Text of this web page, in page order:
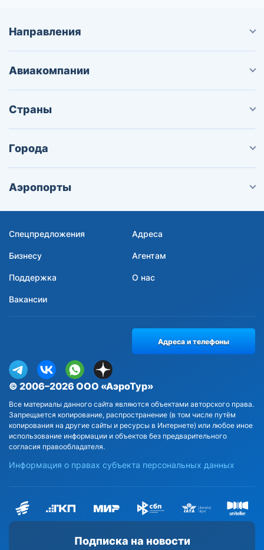
Направления
Авиакомпании
Страны
Города
Аэропорты
Спецпредложения Адреса
Бизнесу Агентам
Поддержка О нас
Вакансии
Подписка на новости
© 2006–2026 ООО «АэроТур»
Все материалы данного сайта являются объектами авторского права.
Запрещается копирование, распространение (в том числе путём
копирования на другие сайты и ресурсы в Интернете) или любое иное
использование информации и объектов без предварительного
согласия правообладателя.
Информация о правах субъекта персональных данных
Адреса и телефоны